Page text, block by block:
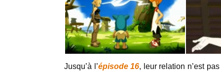
Jusqu’à l’épisode 16, leur relation n’est